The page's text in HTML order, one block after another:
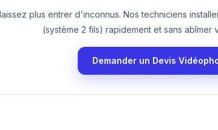
plus entrer d'inconnus. Nos techniciens
(système 2 fils) rapidement et sans abîmer
Demander un Devis